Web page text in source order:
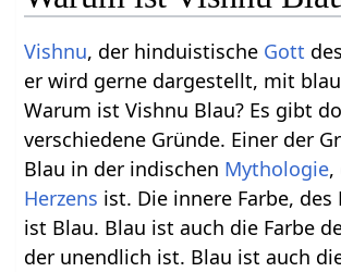
Vishnu, der hinduistische Gott des
er wird gerne dargestellt, mit
Warum ist Vishnu Blau? Es gibt
verschiedene Gründe. Einer der
Blau in der indischen Mythologie,
Herzens ist. Die innere Farbe, des
ist Blau. Blau ist auch die Farbe
der unendlich ist. Blau ist auch